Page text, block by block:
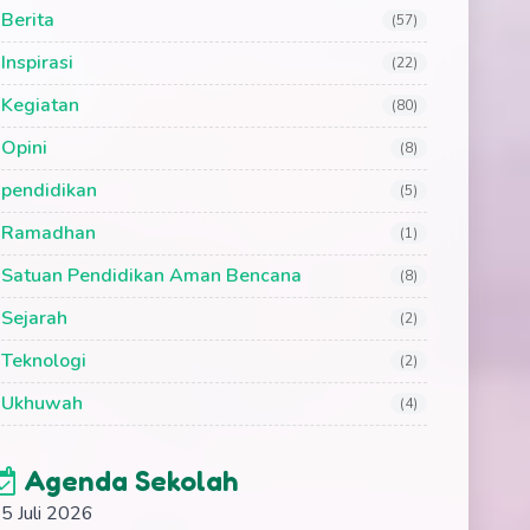
(57)
(22)
(80)
(8)
(5)
(1)
Pendidikan Aman Bencana (8)
(2)
(2)
(4)
Agenda Sekolah
Juli 2026